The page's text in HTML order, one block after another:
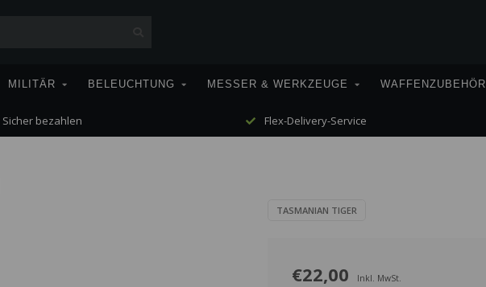
MILITÄR BELEUCHTUNG MESSER & WERKZEUGE WAFFENZUBEHÖR
Sicher bezahlen Flex-Delivery-Service
TASMANIAN TIGER
€22,00 Inkl. MwSt.